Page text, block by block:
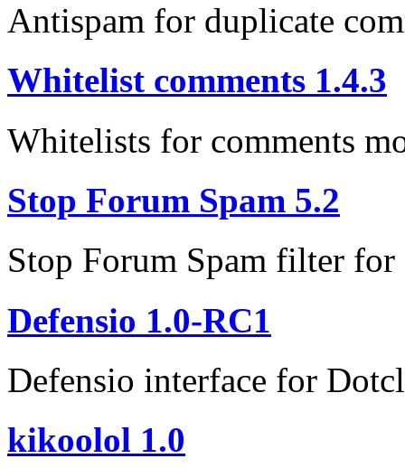
Antispam for duplicate
Whitelist comments 1.4.3
Whitelists for comments
Stop Forum Spam 5.2
Stop Forum Spam filter
Defensio 1.0-RC1
Defensio interface for
kikoolol 1.0